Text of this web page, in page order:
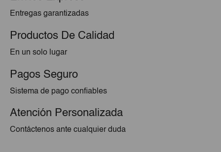
Entregas garantizadas
Productos De Calidad
En un solo lugar
Pagos Seguro
Sistema de pago confiables
Atención Personalizada
Contáctenos ante cualquier duda